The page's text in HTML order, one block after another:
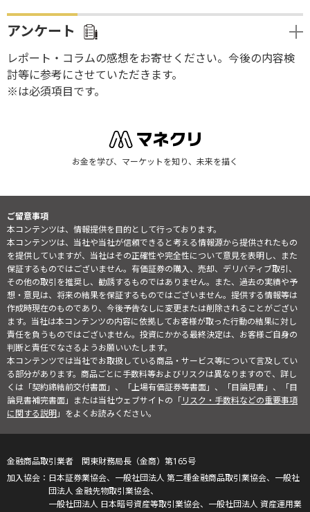
アンケート
レポート・コラムの感想をお寄せください。今後の内容検
討等に参考にさせていただきます。
※は必須項目です。
お金を学び、マーケットを知り、未来を描く
ご留意事項
本コンテンツは、情報提供を目的として行っております。
本コンテンツは、当社や当社が信頼できると考える情報源から提供されたもの
を提供していますが、当社はその正確性や完全性について意見を表明し、また
保証するものではございません。有価証券の購入、売却、デリバティブ取引、
その他の取引を推奨し、勧誘するものではありません。また、過去の実績や予
想・意見は、将来の結果を保証するものではございません。提供する情報等は
作成時現在のものであり、今後予告なしに変更または削除されることがござい
ます。当社は本コンテンツの内容に依拠してお客様が取った行動の結果に対し
責任を負うものではございません。投資にかかる最終決定は、お客様ご自身の
判断と責任でなさるようお願いいたします。
本コンテンツでは当社でお取扱している商品・サービス等について言及してい
る部分があります。商品ごとに手数料等およびリスクは異なりますので、詳し
くは「契約締結前交付書面」、「上場有価証券等書面」、「目論見書」、「目
論見書補完書面」または当社ウェブサイトの「リスク・手数料などの重要事項
に関する説明」をよくお読みください。
金融商品取引業者 関東財務局長（金商）第165号
日本証券業協会、一般社団法人 第二種金融商品取引業協会、一般社
団法人 金融先物取引業協会、
一般社団法人 日本暗号資産等取引業協会、一般社団法人 資産運用業